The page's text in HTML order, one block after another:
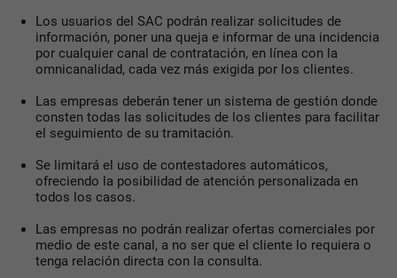
Los usuarios del SAC podrán realizar solicitudes de
información, poner una queja e informar de una incidencia
por cualquier canal de contratación, en línea con la
omnicanalidad, cada vez más exigida por los clientes.
Las empresas deberán tener un sistema de gestión donde
consten todas las solicitudes de los clientes para facilitar
el seguimiento de su tramitación.
Se limitará el uso de contestadores automáticos,
ofreciendo la posibilidad de atención personalizada en
todos los casos.
Las empresas no podrán realizar ofertas comerciales por
medio de este canal, a no ser que el cliente lo requiera o
tenga relación directa con la consulta.